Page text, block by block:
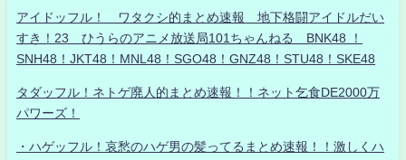
アイドッフル！ ワタクシ的まとめ速報 地下格闘アイドルだい
すき！23 ひうらのアニメ放送局101ちゃんねる BNK48 ！
SNH48！JKT48！MNL48！SGO48！GNZ48！STU48！SKE48
タダッフル！ネトゲ廃人的まとめ速報！！ネット乞食DE2000万
パワーズ！
・ハゲッフル！哀愁のハゲ男の髪ってるまとめ速報！！激しくハ